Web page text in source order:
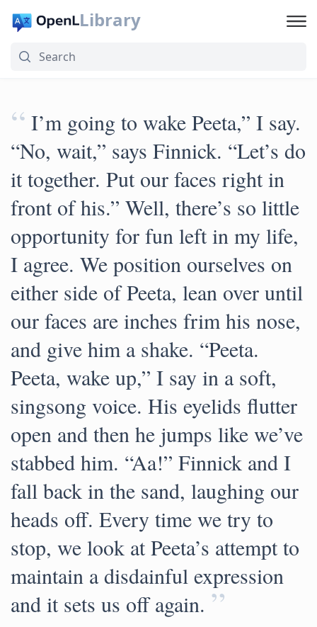
Library
“ I’m going to wake Peeta,” I say.
“No, wait,” says Finnick. “Let’s do
it together. Put our faces right in
front of his.” Well, there’s so little
opportunity for fun left in my life,
I agree. We position ourselves on
either side of Peeta, lean over until
our faces are inches frim his nose,
and give him a shake. “Peeta.
Peeta, wake up,” I say in a soft,
singsong voice. His eyelids flutter
open and then he jumps like we’ve
stabbed him. “Aa!” Finnick and I
fall back in the sand, laughing our
heads off. Every time we try to
stop, we look at Peeta’s attempt to
maintain a disdainful expression
and it sets us off again. ”